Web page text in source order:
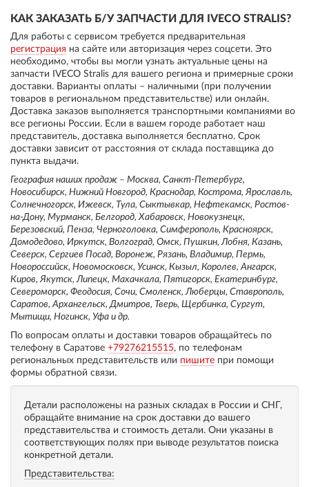
КАК ЗАКАЗАТЬ Б/У ЗАПЧАСТИ ДЛЯ IVECO STRALIS?
Для работы с сервисом требуется предварительная
регистрация на сайте или авторизация через соцсети. Это
необходимо, чтобы вы могли узнать актуальные цены на
запчасти IVECO Stralis для вашего региона и примерные сроки
доставки. Варианты оплаты – наличными (при получении
товаров в региональном представительстве) или онлайн.
Доставка заказов выполняется транспортными компаниями во
все регионы России. Если в вашем городе работает наш
представитель, доставка выполняется бесплатно. Срок
доставки зависит от расстояния от склада поставщика до
пункта выдачи.
География наших продаж – Москва, Санкт-Петербург,
Новосибирск, Нижний Новгород, Краснодар, Кострома, Ярославль,
Солнечногорск, Ижевск, Тула, Сыктывкар, Нефтекамск, Ростов-
на-Дону, Мурманск, Белгород, Хабаровск, Новокузнецк,
Березовский, Пенза, Черноголовка, Симферополь, Красноярск,
Домодедово, Иркутск, Волгоград, Омск, Пушкин, Лобня, Казань,
Северск, Сергиев Посад, Воронеж, Рязань, Владимир, Пермь,
Новороссийск, Новомосковск, Усинск, Кызыл, Королев, Ангарск,
Киров, Якутск, Липецк, Махачкала, Пятигорск, Екатеринбург,
Североморск, Феодосия, Сочи, Смоленск, Люберцы, Ставрополь,
Саратов, Архангельск, Дмитров, Тверь, Щербинка, Сургут,
Мытищи, Ногинск, Уфа и др.
По вопросам оплаты и доставки товаров обращайтесь по
телефону в Саратове +79276215515, по телефонам
региональных представительств или пишите при помощи
формы обратной связи.
Детали расположены на разных складах в России и СНГ,
обращайте внимание на срок доставки до вашего
представительства и стоимость детали. Они указаны в
соответствующих полях при выводе результатов поиска
конкретной детали.
Представительства: